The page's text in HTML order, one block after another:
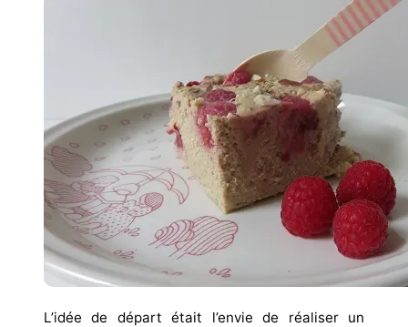
L’idée de départ était l’envie de réaliser un